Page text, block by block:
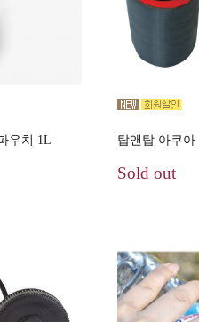
우치 1L 탑앤탑 아쿠아
Sold out